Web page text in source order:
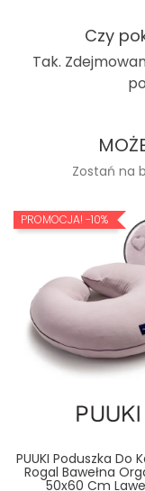
Czy
Tak.
Zostań na
PROMOCJA! -10%
PUUKI Poduszka Do
Rogal Bawełna
50x60 Cm